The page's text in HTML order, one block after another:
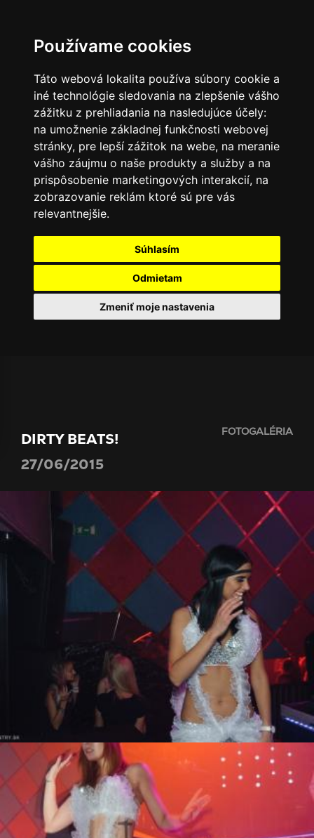
Používame cookies
Táto webová lokalita používa súbory cookie a
iné technológie sledovania na zlepšenie vášho
zážitku z prehliadania na nasledujúce účely:
na umožnenie základnej funkčnosti webovej
stránky, pre lepší zážitok na webe, na meranie
vášho záujmu o naše produkty a služby a na
prispôsobenie marketingových interakcií, na
zobrazovanie reklám ktoré sú pre vás
relevantnejšie.
Súhlasím
Odmietam
Zmeniť moje nastavenia
DIRTY BEATS!
27/06/2015
FOTOGALÉRIA